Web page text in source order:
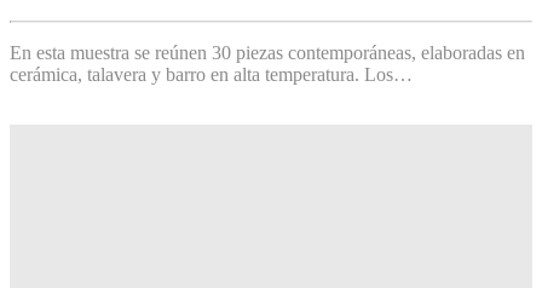
En esta muestra se reúnen 30 piezas contemporáneas, elaboradas en
cerámica, talavera y barro en alta temperatura. Los…